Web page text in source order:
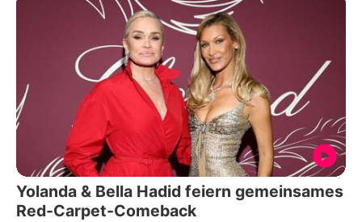
Yolanda & Bella Hadid feiern gemeinsames
Red-Carpet-Comeback